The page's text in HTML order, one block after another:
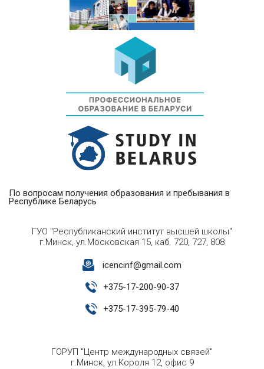
По вопросам получения образования и пребывания в
Республике Беларусь
ГУО "Республиканский институт высшей школы"
г.Минск, ул.Московская 15, каб. 720, 727, 808
icencinf@gmail.com
+375-17-200-90-37
+375-17-395-79-40
ГОРУП "Центр международных связей"
г.Минск, ул.Короля 12, офис 9